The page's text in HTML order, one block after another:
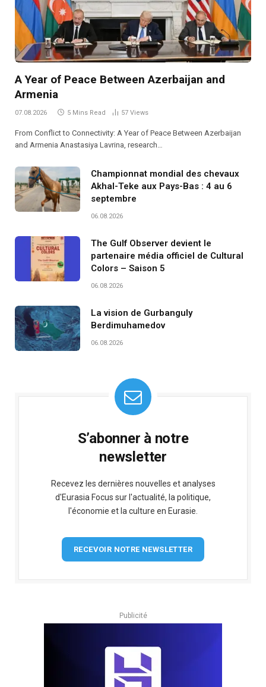
A Year of Peace Between Azerbaijan and
Armenia
07.08.2026 5 Mins Read 57 Views
From Conflict to Connectivity: A Year of Peace Between Azerbaijan
and Armenia Anastasiya Lavrina, research…
Championnat mondial des chevaux
Akhal-Teke aux Pays-Bas : 4 au 6
septembre
06.08.2026
The Gulf Observer devient le
partenaire média officiel de Cultural
Colors – Saison 5
06.08.2026
La vision de Gurbanguly
Berdimuhamedov
06.08.2026
S’abonner à notre
newsletter
Recevez les dernières nouvelles et analyses
d'Eurasia Focus sur l'actualité, la politique,
l'économie et la culture en Eurasie.
RECEVOIR NOTRE NEWSLETTER
Publicité